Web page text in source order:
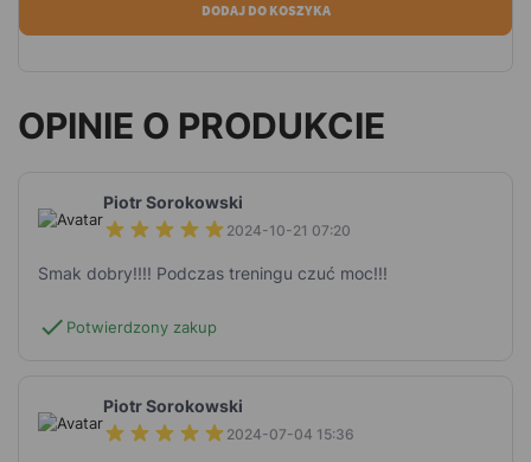
DODAJ DO KOSZYKA
OPINIE O PRODUKCIE
Piotr Sorokowski
2024-10-21 07:20
Smak dobry!!!! Podczas treningu czuć moc!!!
check Potwierdzony zakup
Piotr Sorokowski
2024-07-04 15:36